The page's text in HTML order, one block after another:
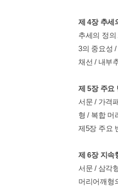
제 4장 추세
추세의 정
3의 중요성
채선 / 내부
제 5장 주요
서문 / 가격
형 / 복합 머
제5장 주요
제 6장 지속
서문 / 삼각
머리어깨형